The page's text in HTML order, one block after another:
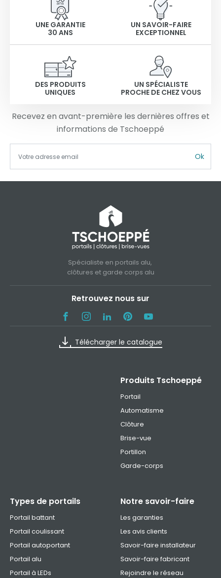
UNE GARANTIE
30 ANS
UN SAVOIR-FAIRE
EXCEPTIONNEL
DES PRODUITS
UNIQUES
UN SPÉCIALISTE
PROCHE DE CHEZ VOUS
Recevez en avant-première les dernières offres et
informations de Tschoeppé
Ok
Spécialiste en portails alu,
clôtures et garde corps alu
Retrouvez nous sur
Télécharger le catalogue
Produits Tschoeppé
Portail
Automatisme
Clôture
Brise-vue
Portillon
Garde-corps
Types de portails
Portail battant
Portail coulissant
Portail autoportant
Portail alu
Portail à LEDs
Notre savoir-faire
Les garanties
Les avis clients
Savoir-faire installateur
Savoir-faire fabricant
Rejoindre le réseau